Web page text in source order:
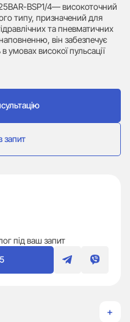
BSP1/4— високоточний
типу, призначений для
та пневматичних
він забезпечує
умовах високої пульсації
запит
під ваш запит